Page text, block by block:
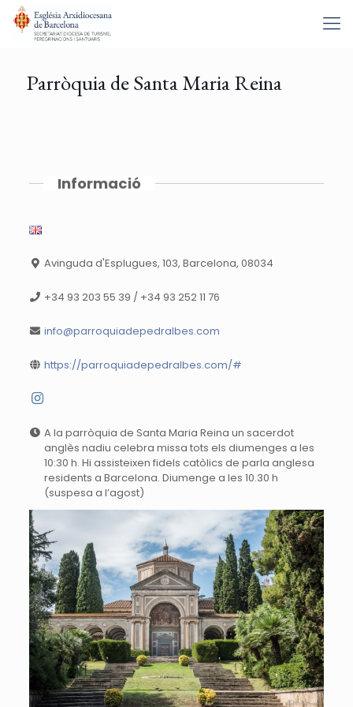
Parròquia de Santa Maria Reina
Informació
Avinguda d'Esplugues, 103, Barcelona, 08034
+34 93 203 55 39 / +34 93 252 11 76
info@parroquiadepedralbes.com
https://parroquiadepedralbes.com/#
A la parròquia de Santa Maria Reina un sacerdot
anglès nadiu celebra missa tots els diumenges a les
10:30 h. Hi assisteixen fidels catòlics de parla anglesa
residents a Barcelona. Diumenge a les 10.30 h
(suspesa a l’agost)